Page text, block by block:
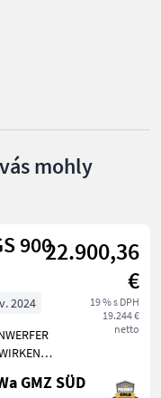
mohly
90022.900,36
€
19 % s DPH
19.244 €
netto
2024
GMZ SÜD